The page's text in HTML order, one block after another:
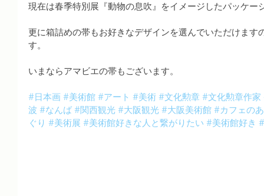
現在は春季特別展『動物の息吹』をイメージしたパッケー
更に箱詰めの帯もお好きなデザインを選んでいただけます
す。
いまならアマビエの帯もございます。
#日本画 #美術館 #アート #美術 #文化勲章 #文化勲章作家
波 #なんば #関西観光 #大阪観光 #大阪美術館 #カフェの
ぐり #美術展 #美術館好きな人と繋がりたい #美術館好き